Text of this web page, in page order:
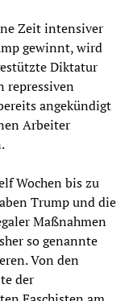
Zeit intensiver
gewinnt, wird
Diktatur
repressiven
angekündigt
Arbeiter
Wochen bis zu
Trump und die
Maßnahmen
so genannte
Von den
der